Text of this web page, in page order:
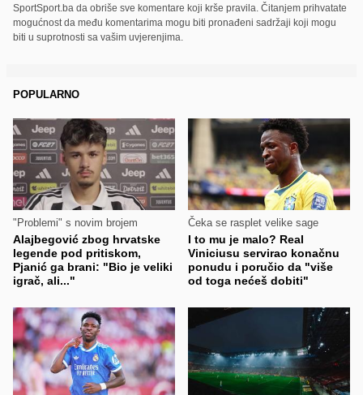
SportSport.ba da obriše sve komentare koji krše pravila. Čitanjem prihvatate
mogućnost da među komentarima mogu biti pronađeni sadržaji koji mogu
biti u suprotnosti sa vašim uvjerenjima.
POPULARNO
"Problemi" s novim brojem
Alajbegović zbog hrvatske
legende pod pritiskom,
Pjanić ga brani: "Bio je veliki
igrač, ali..."
Čeka se rasplet velike sage
I to mu je malo? Real
Viniciusu servirao konačnu
ponudu i poručio da "više
od toga nećeš dobiti"